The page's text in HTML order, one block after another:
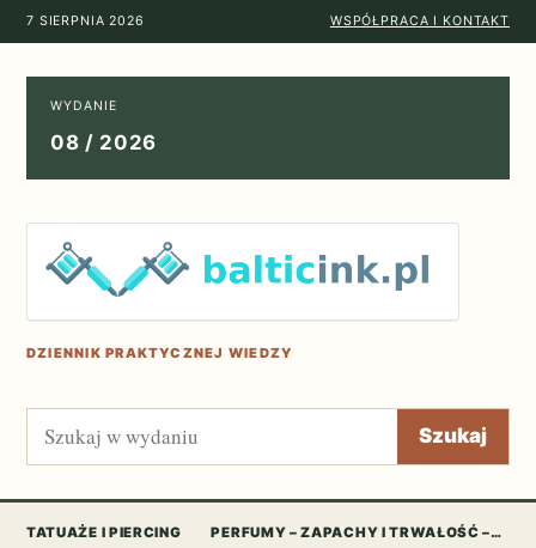
7 SIERPNIA 2026 WSPÓŁPRACA I KONTAKT
WYDANIE
08 / 2026
DZIENNIK PRAKTYCZNEJ WIEDZY
Szukaj Szukaj
TATUAŻE I PIERCING PERFUMY – ZAPACHY I TRWAŁOŚĆ –…